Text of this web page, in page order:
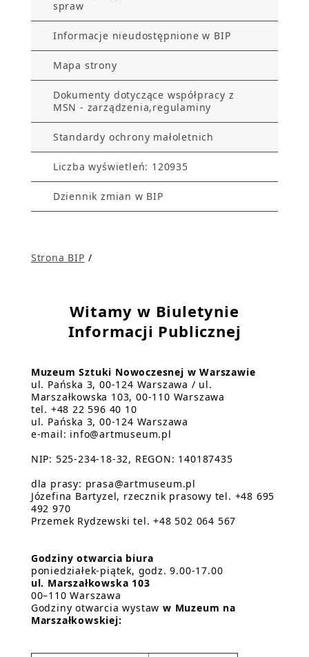
spraw
Informacje nieudostępnione w BIP
Mapa strony
Dokumenty dotyczące współpracy z
MSN - zarządzenia,regulaminy
Standardy ochrony małoletnich
Liczba wyświetleń: 120935
Dziennik zmian w BIP
Strona BIP /
Witamy w Biuletynie
Informacji Publicznej
Muzeum Sztuki Nowoczesnej w Warszawie
ul. Pańska 3, 00-124 Warszawa / ul.
Marszałkowska 103, 00-110 Warszawa
tel. +48 22 596 40 10
ul. Pańska 3, 00-124 Warszawa
e-mail: info@artmuseum.pl
NIP: 525-234-18-32, REGON: 140187435
dla prasy: prasa@artmuseum.pl
Józefina Bartyzel, rzecznik prasowy tel. +48 695
492 970
Przemek Rydzewski tel. +48 502 064 567
Godziny otwarcia biura
poniedziałek-piątek, godz. 9.00-17.00
ul. Marszałkowska 103
00–110 Warszawa
Godziny otwarcia wystaw w Muzeum na
Marszałkowskiej: